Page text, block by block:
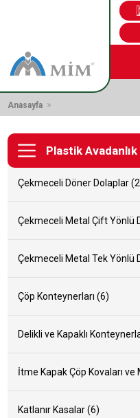
Anasayfa »
Plastik
Çekmeceli Döner Dolaplar
Çekmeceli Metal Çift Yönlü
Çekmeceli Metal Tek Yönlü
Çöp Konteynerları (6)
Delikli ve Kapaklı
İtme Kapak Çöp Kovaları ve
Katlanır Kasalar (6)